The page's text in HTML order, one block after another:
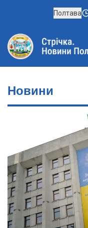
Полтава
Новини